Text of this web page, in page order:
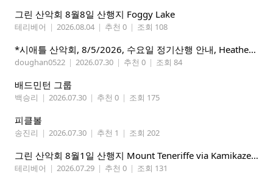
그린 산악회 8월8일 산행지 Foggy Lake
테리베어 | 2026.08.04 | 추천 0 | 조회 108
*시애틀 산악회, 8/5/2026, 수요일 정기산행 안내, Heather Lake*
doughan0522 | 2026.07.30 | 추천 0 | 조회 84
배드민턴 그룹
백승리 | 2026.07.30 | 추천 0 | 조회 175
피클볼
송진리 | 2026.07.30 | 추천 1 | 조회 202
그린 산악회 8월1일 산행지 Mount Teneriffe via Kamikaze Trail/ Lillian Lake &Margaret Lake
테리베어 | 2026.07.29 | 추천 0 | 조회 131